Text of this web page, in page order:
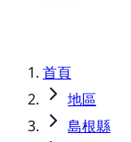
首頁
地區
島根縣